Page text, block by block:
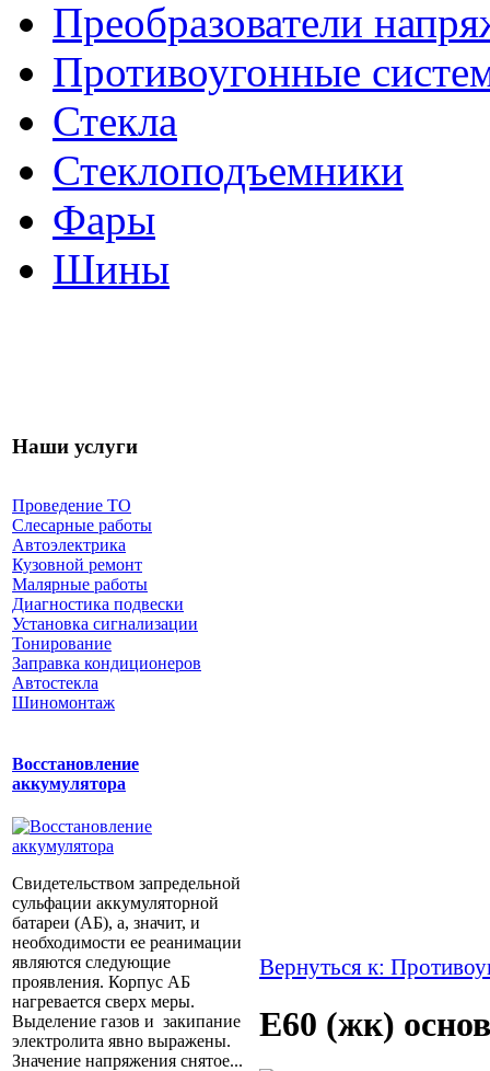
Преобразователи
Противоугонные
Стекла
Стеклоподъемники
Фары
Шины
Наши услуги
Проведение ТО
Слесарные работы
Автоэлектрика
Кузовной ремонт
Малярные работы
Диагностика подвески
Установка сигнализации
Тонирование
Заправка кондиционеров
Автостекла
Шиномонтаж
Восстановление
аккумулятора
Свидетельством запредельной
сульфации аккумуляторной
батареи (АБ), а, значит, и
необходимости ее реанимации
являются следующие
проявления. Корпус АБ
нагревается сверх меры.
Выделение газов и закипание
электролита явно выражены.
Значение напряжения снятое...
Вернуться к:
E60 (жк)